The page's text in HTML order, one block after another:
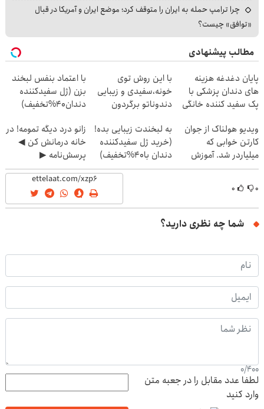
چرا ترامپ حمله به ایران را متوقف کرد؛ موضع ایران و آمریکا در قبال
«توافق» چیست؟
مطالب پیشنهادی
پایان دغدغه هزینه
های دندان پزشکی با
پک سفید کننده خانگی
با این روش توی
خونه،سفیدی و زیبایی
دندوناتو برگردون
با اعتماد بنفس لبخند
بزن (ژل سفیدکننده
دندان40%تخفیف)
ویدیو هولناک از جوان
کارتن خوابی که
میلیاردر شد. آموزش
رایگان
به لبخندت زیبایی بده!
(خرید ژل سفیدکننده
دندان با40%تخفیف)
زانو درد دیگه تمومه! در
خانه درمانش کن ◀
پرسش‌نامه ▶
۰ ۰
شما چه نظری دارید؟
0/400
لطفا عدد مقابل را در جعبه متن
وارد کنید